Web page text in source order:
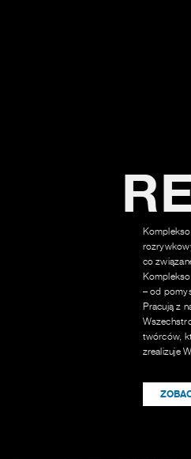
co
– od
Pracują z
twórców,
zrealizuje